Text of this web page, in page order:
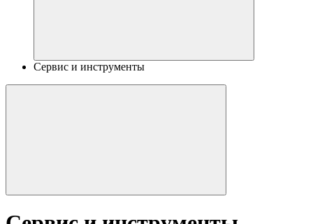
Сервис и инструменты